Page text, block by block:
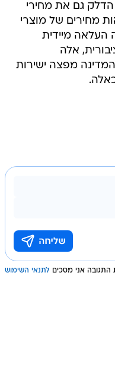
הדלק גם את מחירי
מחירים של מוצרי
העלאה מיידית
אלה
מפצה ישירות
התגובה אני מסכים לתנאי השימוש